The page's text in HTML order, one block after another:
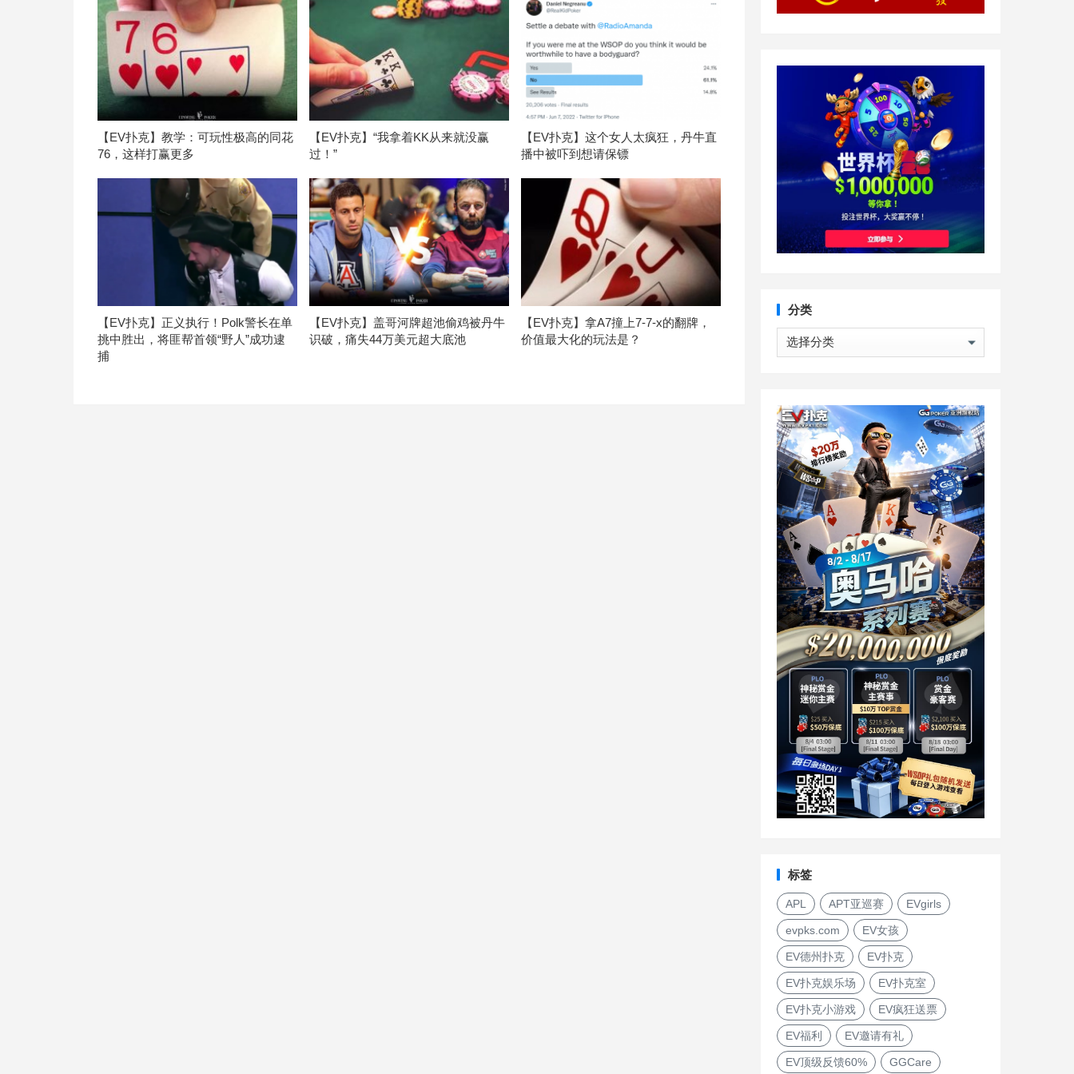
【EV扑克】教学：可玩性极高的同花
76，这样打赢更多
【EV扑克】“我拿着KK从来就没赢
过！”
【EV扑克】这个女人太疯狂，丹牛直
播中被吓到想请保镖
【EV扑克】正义执行！Polk警长在单
挑中胜出，将匪帮首领“野人”成功逮
捕
【EV扑克】盖哥河牌超池偷鸡被丹牛
识破，痛失44万美元超大底池
【EV扑克】拿A7撞上7-7-x的翻牌，
价值最大化的玩法是？
分类
分
类
标签
APL APT亚巡赛 EVgirls
evpks.com EV女孩
EV德州扑克 EV扑克
EV扑克娱乐场 EV扑克室
EV扑克小游戏 EV疯狂送票
EV福利 EV邀请有礼
EV顶级反馈60% GGCare